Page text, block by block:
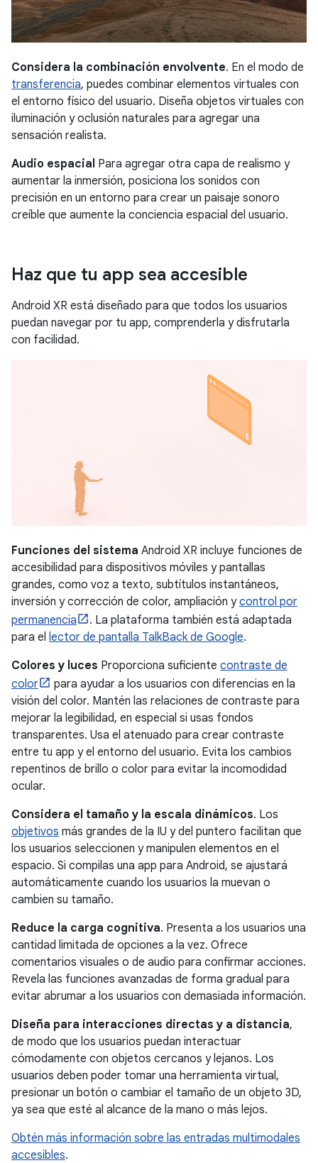
Considera la combinación envolvente. En el modo de
transferencia, puedes combinar elementos virtuales con
el entorno físico del usuario. Diseña objetos virtuales con
iluminación y oclusión naturales para agregar una
sensación realista.
Audio espacial Para agregar otra capa de realismo y
aumentar la inmersión, posiciona los sonidos con
precisión en un entorno para crear un paisaje sonoro
creíble que aumente la conciencia espacial del usuario.
Haz que tu app sea accesible
Android XR está diseñado para que todos los usuarios
puedan navegar por tu app, comprenderla y disfrutarla
con facilidad.
Funciones del sistema Android XR incluye funciones de
accesibilidad para dispositivos móviles y pantallas
grandes, como voz a texto, subtítulos instantáneos,
inversión y corrección de color, ampliación ycontrol por
permanencia
. La plataforma también está adaptada
para el lector de pantalla TalkBack de Google.
Colores y luces Proporciona suficiente contraste de
color
para ayudar a los usuarios con diferencias en la
visión del color. Mantén las relaciones de contraste para
mejorar la legibilidad, en especial si usas fondos
transparentes. Usa el atenuado para crear contraste
entre tu app y el entorno del usuario. Evita los cambios
repentinos de brillo o color para evitar la incomodidad
ocular.
Considera el tamaño y la escala dinámicos. Los
objetivos más grandes de la IU y del puntero facilitan que
los usuarios seleccionen y manipulen elementos en el
espacio. Si compilas una app para Android, se ajustará
automáticamente cuando los usuarios la muevan o
cambien su tamaño.
Reduce la carga cognitiva. Presenta a los usuarios una
cantidad limitada de opciones a la vez. Ofrece
comentarios visuales o de audio para confirmar acciones.
Revela las funciones avanzadas de forma gradual para
evitar abrumar a los usuarios con demasiada información.
Diseña para interacciones directas y a distancia,
de modo que los usuarios puedan interactuar
cómodamente con objetos cercanos y lejanos. Los
usuarios deben poder tomar una herramienta virtual,
presionar un botón o cambiar el tamaño de un objeto 3D,
ya sea que esté al alcance de la mano o más lejos.
Obtén más información sobre las entradas multimodales
accesibles.